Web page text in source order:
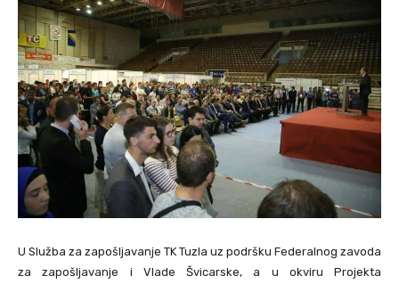
U Služba za zapošljavanje TK Tuzla uz podršku Federalnog zavoda
za zapošljavanje i Vlade Švicarske, a u okviru Projekta